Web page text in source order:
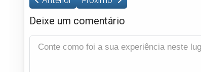
Deixe um comentário